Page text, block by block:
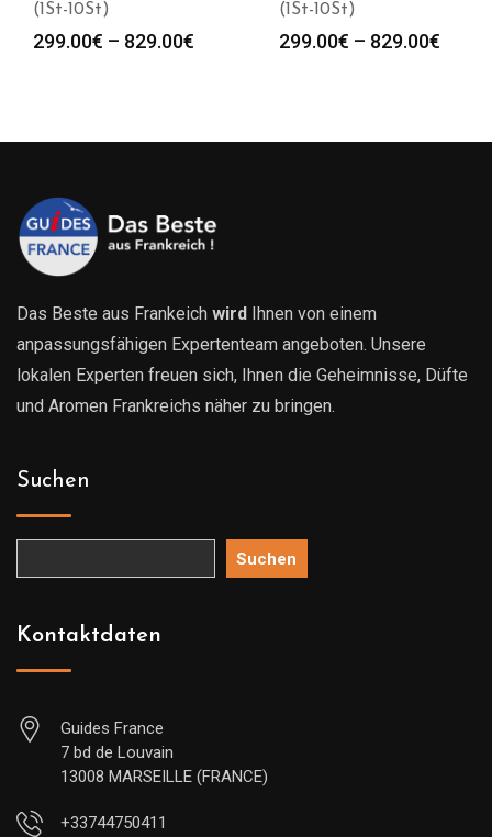
(1St-10St)
299.00€ – 829.00€ Preisspanne:
(1St-10St)
299.00€ – 829.00€
Das Beste aus Frankeich wird
Ihnen von einem
anpassungsfähigen Expertenteam angeboten. Unsere
lokalen Experten freuen sich, Ihnen die Geheimnisse, Düfte
und Aromen Frankreichs näher zu bringen.
Suchen
Suchen
Kontaktdaten
Guides France
7 bd de Louvain
13008 MARSEILLE (FRANCE)
+33744750411